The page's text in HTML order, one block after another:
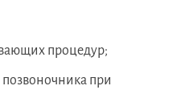
процедур;
при